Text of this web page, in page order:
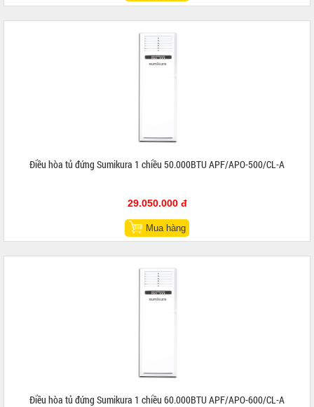
Điều hòa tủ đứng Sumikura 1 chiều 50.000BTU APF/APO-500/CL-A
29.050.000 đ
Mua hàng
Điều hòa tủ đứng Sumikura 1 chiều 60.000BTU APF/APO-600/CL-A